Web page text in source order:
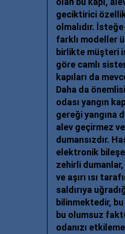
geciktirici
olmalıdır.
farklı modeller
birlikte müşteri
göre camlı
kapıları da
Daha da
odası yangın
gereği yangına
alev geçirmez ve
dumansızdır.
elektronik
zehirli
ve aşırı ısı
saldırıya
bilinmektedir,
bu olumsuz
odanızı